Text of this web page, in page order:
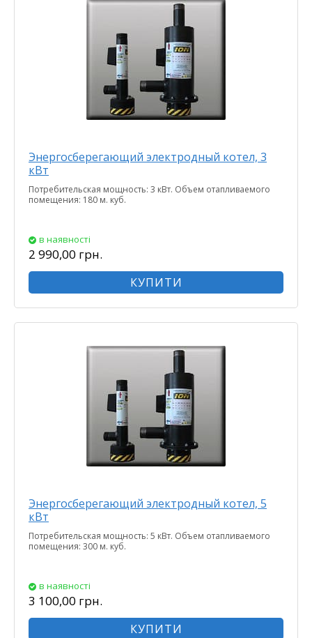
Энергосберегающий электродный котел, 3
кВт
Потребительская мощность: 3 кВт. Объем отапливаемого
помещения: 180 м. куб.
в наявності
2 990,00 грн.
КУПИТИ
Энергосберегающий электродный котел, 5
кВт
Потребительская мощность: 5 кВт. Объем отапливаемого
помещения: 300 м. куб.
в наявності
3 100,00 грн.
КУПИТИ